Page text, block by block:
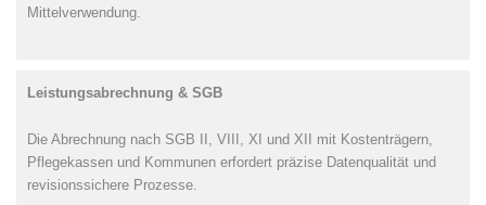
Mittelverwendung.
Leistungsabrechnung & SGB
Die Abrechnung nach SGB II, VIII, XI und XII mit Kostenträgern,
Pflegekassen und Kommunen erfordert präzise Datenqualität und
revisionssichere Prozesse.